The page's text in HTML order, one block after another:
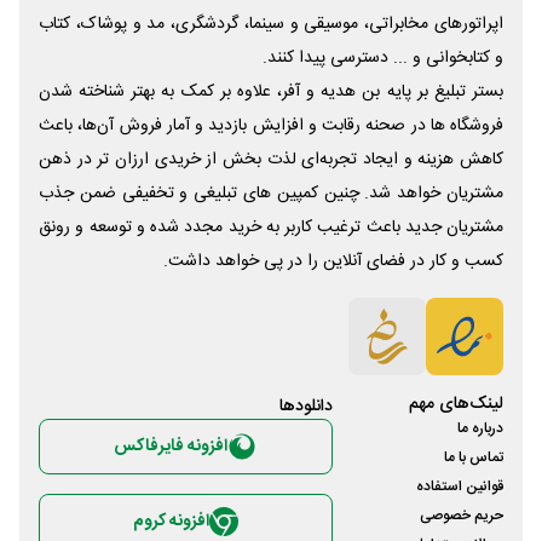
اپراتورهای مخابراتی، موسیقی و سینما، گردشگری، مد و پوشاک، کتاب
و کتابخوانی و ... دسترسی پیدا کنند.
بستر تبلیغ بر پایه بن هدیه و آفر، علاوه بر کمک به بهتر شناخته شدن
فروشگاه ها در صحنه رقابت و افزایش بازدید و آمار فروش آن‌ها، باعث
کاهش هزینه و ایجاد تجربه‌ای لذت بخش از خریدی ارزان تر در ذهن
مشتریان خواهد شد. چنین کمپین های تبلیغی و تخفیفی ضمن جذب
مشتریان جدید باعث ترغیب کاربر به خرید مجدد شده و توسعه و رونق
کسب و کار در فضای آنلاین را در پی خواهد داشت.
لینک‌های مهم
درباره ما
تماس با ما
قوانین استفاده
حریم خصوصی
دانلود‌ها
افزونه فایرفاکس
افزونه کروم